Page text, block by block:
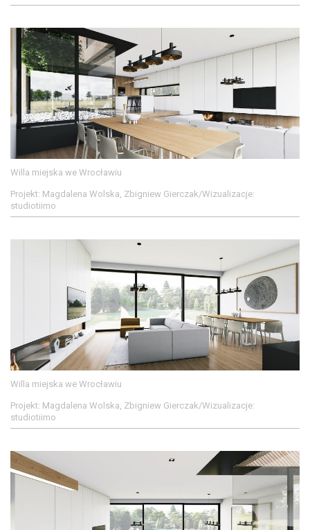
Willa miejska we Wrocławiu
Projekt: Magdalena Wolska, Zbigniew Gierczak/Wizualizacje:
studiotiimo
Willa miejska we Wrocławiu
Projekt: Magdalena Wolska, Zbigniew Gierczak/Wizualizacje:
studiotiimo